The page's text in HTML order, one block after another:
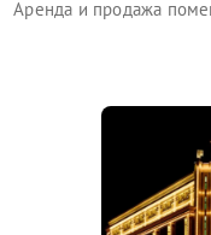
Аренда и продажа